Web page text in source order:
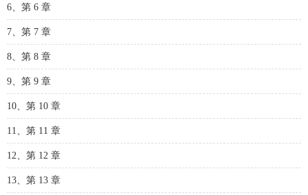
6、第 6 章
7、第 7 章
8、第 8 章
9、第 9 章
10、第 10 章
11、第 11 章
12、第 12 章
13、第 13 章